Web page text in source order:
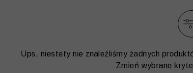
Ups, niestety nie znaleźliśmy żadnych
Zmień wybrane